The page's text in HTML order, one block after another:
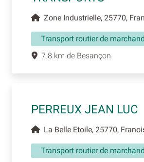
Zone Industrielle, 25770,
Transport routier de
7.8 km de Besançon
PERREUX JEAN LUC
La Belle Etoile, 25770,
Transport routier de